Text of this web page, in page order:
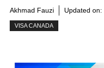
Akhmad Fauzi Updated on:
VISA CANADA